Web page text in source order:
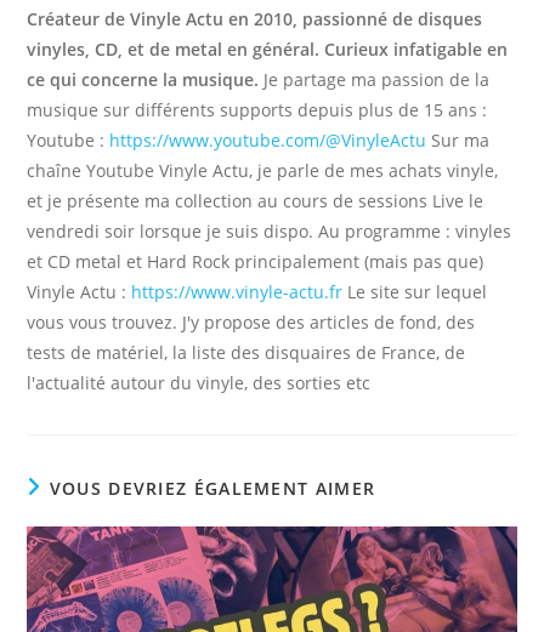
Créateur de Vinyle Actu en 2010, passionné de disques
vinyles, CD, et de metal en général. Curieux infatigable en
ce qui concerne la musique. Je partage ma passion de la
musique sur différents supports depuis plus de 15 ans :
Youtube : https://www.youtube.com/@VinyleActu Sur ma
chaîne Youtube Vinyle Actu, je parle de mes achats vinyle,
et je présente ma collection au cours de sessions Live le
vendredi soir lorsque je suis dispo. Au programme : vinyles
et CD metal et Hard Rock principalement (mais pas que)
Vinyle Actu : https://www.vinyle-actu.fr Le site sur lequel
vous vous trouvez. J'y propose des articles de fond, des
tests de matériel, la liste des disquaires de France, de
l'actualité autour du vinyle, des sorties etc
VOUS DEVRIEZ ÉGALEMENT AIMER